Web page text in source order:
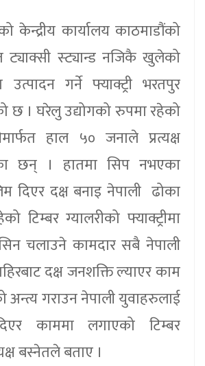
केन्द्रीय कार्यालय काठमाडौंको
ट्याक्सी स्ट्यान्ड नजिकै खुलेको
गर्ने फ्याक्ट्री भरतपुर
छ । घरेलु उद्योगको रुपमा रहेको
हाल ५० जनाले प्रत्यक्ष
छन् । हातमा सिप नभएका
दिएर दक्ष बनाइ नेपाली ढोका
टिम्बर ग्यालरीको फ्याक्ट्रीमा
चलाउने कामदार सबै नेपाली
दक्ष जनशक्ति ल्याएर काम
अन्त्य गराउन नेपाली युवाहरुलाई
काममा लगाएको टिम्बर
बस्नेतले बताए ।